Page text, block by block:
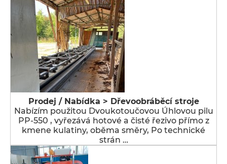
Prodej / Nabídka > Dřevoobráběcí stroje
Nabízím použitou Dvoukotoučovou Úhlovou pilu
PP-550 , vyřezává hotové a čisté řezivo přímo z
kmene kulatiny, oběma směry, Po technické
strán …